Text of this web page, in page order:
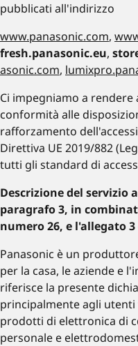
pubblicati all'indirizzo
www.panasonic.com,
fresh.panasonic.eu,
asonic.com,
Ci impegniamo a
conformità alle
rafforzamento
Direttiva UE 2019/882
tutti gli standard di
Descrizione del servizio
paragrafo 3, in
numero 26, e l'allegato 3
Panasonic è un
per la casa, le aziende e
riferisce la presente
principalmente agli
prodotti di elettronica di
personale e